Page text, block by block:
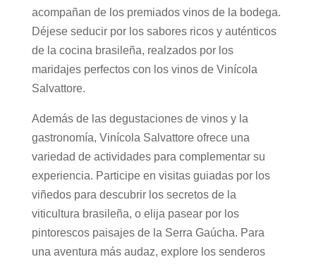
acompañan de los premiados vinos de la bodega.
Déjese seducir por los sabores ricos y auténticos
de la cocina brasileña, realzados por los
maridajes perfectos con los vinos de Vinícola
Salvattore.
Además de las degustaciones de vinos y la
gastronomía, Vinícola Salvattore ofrece una
variedad de actividades para complementar su
experiencia. Participe en visitas guiadas por los
viñedos para descubrir los secretos de la
viticultura brasileña, o elija pasear por los
pintorescos paisajes de la Serra Gaúcha. Para
una aventura más audaz, explore los senderos